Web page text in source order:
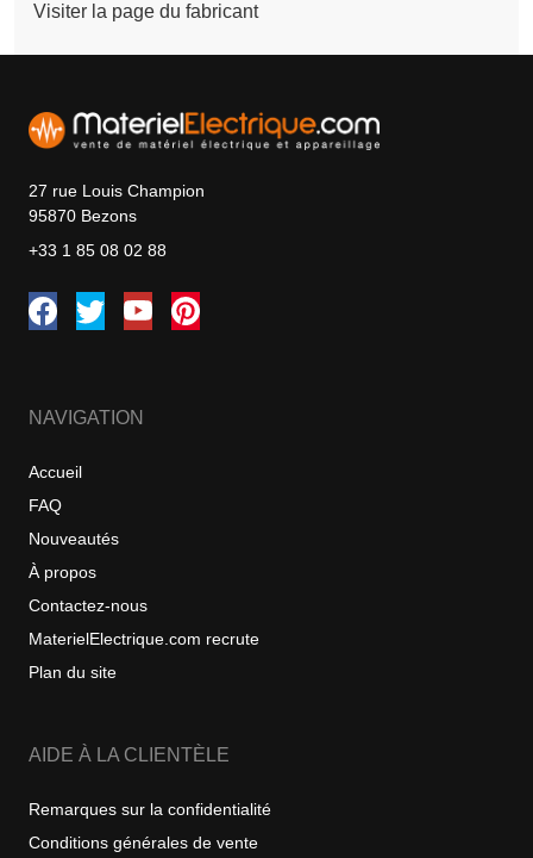
Visiter la page du fabricant
27 rue Louis Champion
95870 Bezons
+33 1 85 08 02 88
NAVIGATION
Accueil
FAQ
Nouveautés
À propos
Contactez-nous
MaterielElectrique.com recrute
Plan du site
AIDE À LA CLIENTÈLE
Remarques sur la confidentialité
Conditions générales de vente